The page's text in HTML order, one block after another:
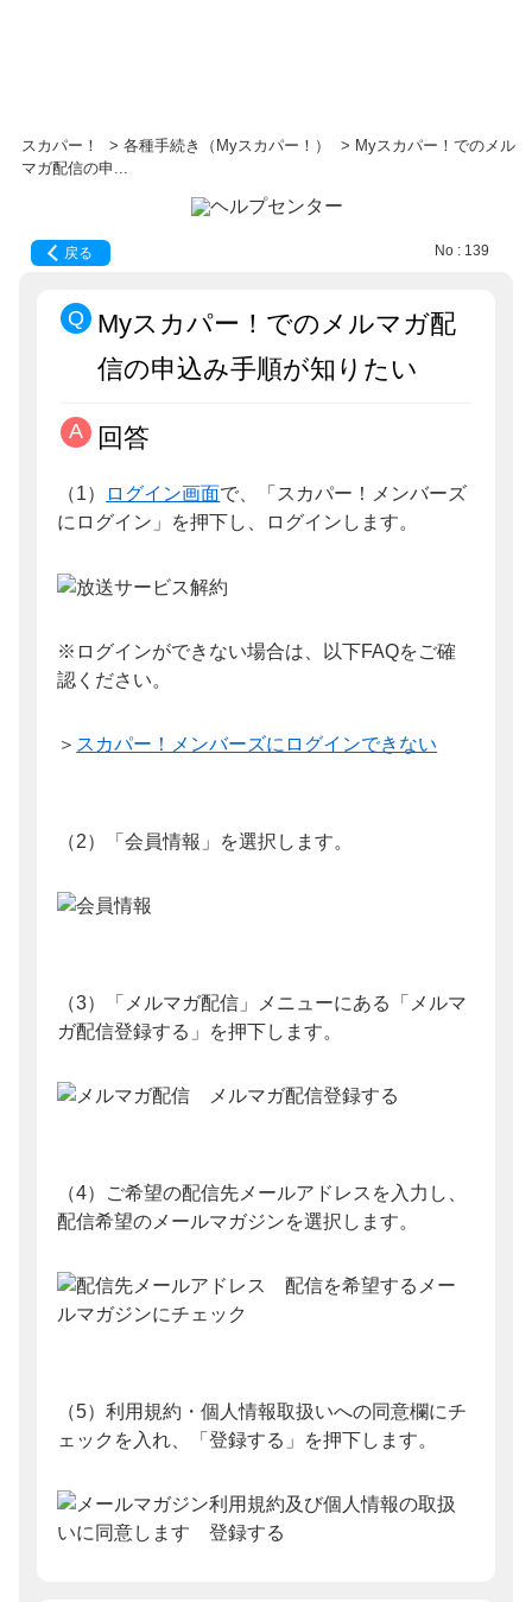
スカパー！ > 各種手続き（Myスカパー！） > Myスカパー！でのメル
マガ配信の申...
戻る No : 139
Myスカパー！でのメルマガ配
信の申込み手順が知りたい
回答
（1） ログイン画面で、「スカパー！メンバーズ
にログイン」を押下し、ログインします。
※ログインができない場合は、以下FAQをご確
認ください。
＞ スカパー！メンバーズにログインできない
（2）「会員情報」を選択します。
（3）「メルマガ配信」メニューにある「メルマ
ガ配信登録する」を押下します。
（4）ご希望の配信先メールアドレスを入力し、
配信希望のメールマガジンを選択します。
（5）利用規約・個人情報取扱いへの同意欄にチ
ェックを入れ、「登録する」を押下します。